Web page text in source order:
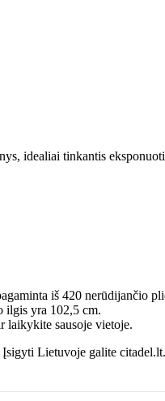
idealiai tinkantis
iš 420 nerūdijančio
ilgis yra 102,5 cm.
laikykite sausoje vietoje.
Lietuvoje galite citadel.lt.